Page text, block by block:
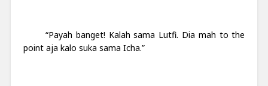
“Payah banget! Kalah sama Lutfi. Dia mah to the
point aja kalo suka sama Icha.”